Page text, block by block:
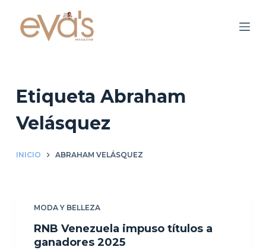
o
Etiqueta Abraham
Velásquez
INICIO ABRAHAM VELÁSQUEZ
MODA Y BELLEZA
RNB Venezuela impuso títulos a
ganadores 2025